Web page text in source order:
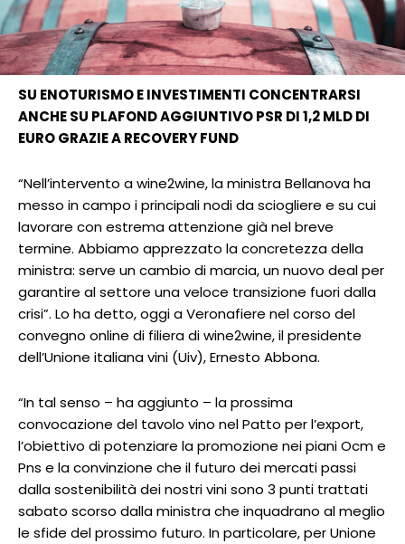
SU ENOTURISMO E INVESTIMENTI CONCENTRARSI
ANCHE SU PLAFOND AGGIUNTIVO PSR DI 1,2 MLD DI
EURO GRAZIE A RECOVERY FUND
“Nell’intervento a wine2wine, la ministra Bellanova ha
messo in campo i principali nodi da sciogliere e su cui
lavorare con estrema attenzione già nel breve
termine. Abbiamo apprezzato la concretezza della
ministra: serve un cambio di marcia, un nuovo deal per
garantire al settore una veloce transizione fuori dalla
crisi”. Lo ha detto, oggi a Veronafiere nel corso del
convegno online di filiera di wine2wine, il presidente
dell’Unione italiana vini (Uiv), Ernesto Abbona.
“In tal senso – ha aggiunto – la prossima
convocazione del tavolo vino nel Patto per l’export,
l’obiettivo di potenziare la promozione nei piani Ocm e
Pns e la convinzione che il futuro dei mercati passi
dalla sostenibilità dei nostri vini sono 3 punti trattati
sabato scorso dalla ministra che inquadrano al meglio
le sfide del prossimo futuro. In particolare, per Unione